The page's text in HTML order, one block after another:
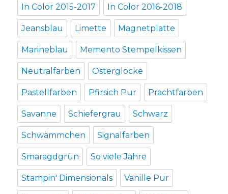
In Color 2015-2017 In Color 2016-2018
Jeansblau Limette Magnetplatte
Marineblau Memento Stempelkissen
Neutralfarben Osterglocke
Pastellfarben Pfirsich Pur Prachtfarben
Savanne Schiefergrau Schwarz
Schwämmchen Signalfarben
Smaragdgrün So viele Jahre
Stampin' Dimensionals Vanille Pur